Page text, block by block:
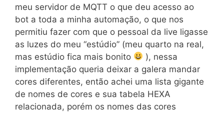
meu servidor de MQTT o que deu acesso ao
bot a toda a minha automação, o que nos
permitiu fazer com que o pessoal da live ligasse
as luzes do meu “estúdio” (meu quarto na real,
mas estúdio fica mais bonito
), nessa
implementação queria deixar a galera mandar
cores diferentes, então achei uma lista gigante
de nomes de cores e sua tabela HEXA
relacionada, porém os nomes das cores